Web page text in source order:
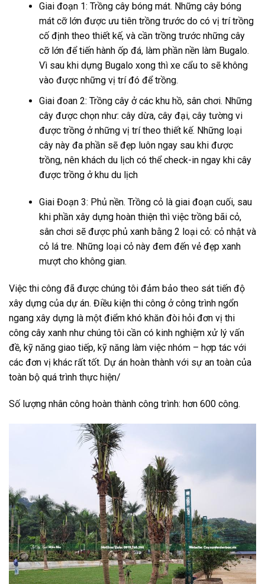
Giai đoạn 1: Trồng cây bóng mát. Những cây bóng
mát cỡ lớn được ưu tiên trồng trước do có vị trí trồng
cố định theo thiết kế, và cần trồng trước những cây
cỡ lớn để tiến hành ốp đá, làm phần nền làm Bugalo.
Vì sau khi dựng Bugalo xong thì xe cẩu to sẽ không
vào được những vị trí đó để trồng.
Giai đoan 2: Trồng cây ở các khu hồ, sân chơi. Những
cây được chọn như: cây dừa, cây đại, cây tường vi
được trồng ở những vị trí theo thiết kế. Những loại
cây này đa phần sẽ đẹp luôn ngay sau khi được
trồng, nên khách du lịch có thể check-in ngay khi cây
được trồng ở khu du lịch
Giai Đoạn 3: Phủ nền. Trồng cỏ là giai đoạn cuối, sau
khi phần xây dựng hoàn thiện thì việc trồng bãi cỏ,
sân chơi sẽ được phủ xanh bằng 2 loại cỏ: cỏ nhật và
cỏ lá tre. Những loại cỏ này đem đến vẻ đẹp xanh
mượt cho không gian.
Việc thi công đã được chúng tôi đảm bảo theo sát tiến độ
xây dựng của dự án. Điều kiện thi công ở công trình ngổn
ngang xây dựng là một điểm khó khăn đòi hỏi đơn vị thi
công cây xanh như chúng tôi cần có kinh nghiệm xử lý vấn
đề, kỹ năng giao tiếp, kỹ năng làm việc nhóm – hợp tác với
các đơn vị khác rất tốt. Dự án hoàn thành với sự an toàn của
toàn bộ quá trình thực hiện/
Số lượng nhân công hoàn thành công trình: hơn 600 công.